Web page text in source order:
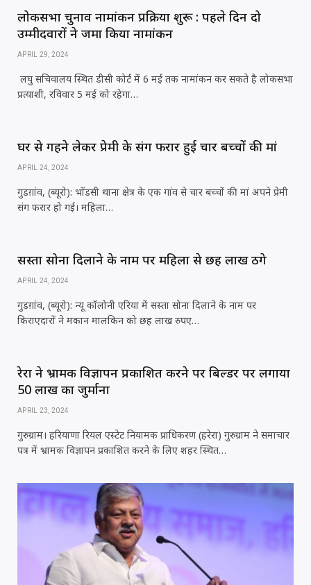
लोकसभा चुनाव नामांकन प्रक्रिया शुरू : पहले दिन दो
उम्मीदवारों ने जमा किया नामांकन
APRIL 29, 2024
लघु सचिवालय स्थित डीसी कोर्ट में 6 मई तक नामांकन कर सकते है लोकसभा
प्रत्याशी, रविवार 5 मई को रहेगा…
घर से गहने लेकर प्रेमी के संग फरार हुई चार बच्चों की मां
APRIL 24, 2024
गुडग़ांव, (ब्यूरो): भोंडसी थाना क्षेत्र के एक गांव से चार बच्चों की मां अपने प्रेमी
संग फरार हो गई। महिला…
सस्ता सोना दिलाने के नाम पर महिला से छह लाख ठगे
APRIL 24, 2024
गुडग़ांव, (ब्यूरो): न्यू कॉलोनी एरिया में सस्ता सोना दिलाने के नाम पर
किराएदारों ने मकान मालकिन को छह लाख रुपए…
रेरा ने भ्रामक विज्ञापन प्रकाशित करने पर बिल्डर पर लगाया
50 लाख का जुर्माना
APRIL 23, 2024
गुरुग्राम। हरियाणा रियल एस्टेट नियामक प्राधिकरण (हरेरा) गुरुग्राम ने समाचार
पत्र में भ्रामक विज्ञापन प्रकाशित करने के लिए शहर स्थित…